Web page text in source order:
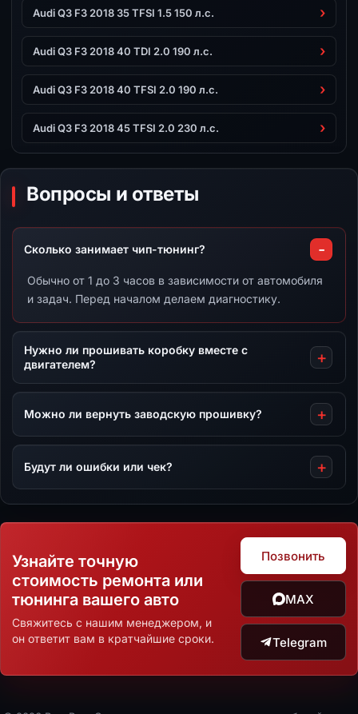
Audi Q3 F3 2018 35 TFSI 1.5 150 л.с.
Audi Q3 F3 2018 40 TDI 2.0 190 л.с.
Audi Q3 F3 2018 40 TFSI 2.0 190 л.с.
Audi Q3 F3 2018 45 TFSI 2.0 230 л.с.
Вопросы и ответы
Сколько занимает чип-тюнинг?
Обычно от 1 до 3 часов в зависимости от автомобиля
и задач. Перед началом делаем диагностику.
Нужно ли прошивать коробку вместе с
двигателем?
Можно ли вернуть заводскую прошивку?
Будут ли ошибки или чек?
Узнайте точную
стоимость ремонта или
тюнинга вашего авто
Свяжитесь с нашим менеджером, и
он ответит вам в кратчайшие сроки.
Позвонить
MAX
Telegram